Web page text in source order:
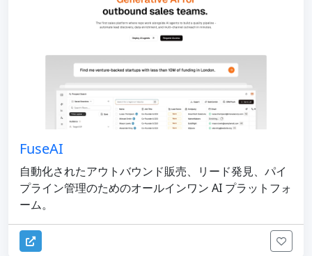
FuseAI
自動化されたアウトバウンド販売、リード発見、パイ
プライン管理のためのオールインワン AI プラットフォ
ーム。